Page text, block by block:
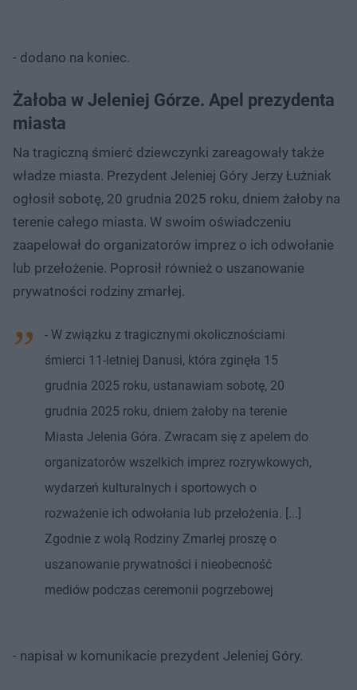
- dodano na koniec.
Żałoba w Jeleniej Górze. Apel prezydenta
miasta
Na tragiczną śmierć dziewczynki zareagowały także
władze miasta. Prezydent Jeleniej Góry Jerzy Łużniak
ogłosił sobotę, 20 grudnia 2025 roku, dniem żałoby na
terenie całego miasta. W swoim oświadczeniu
zaapelował do organizatorów imprez o ich odwołanie
lub przełożenie. Poprosił również o uszanowanie
prywatności rodziny zmarłej.
- W związku z tragicznymi okolicznościami
śmierci 11-letniej Danusi, która zginęła 15
grudnia 2025 roku, ustanawiam sobotę, 20
grudnia 2025 roku, dniem żałoby na terenie
Miasta Jelenia Góra. Zwracam się z apelem do
organizatorów wszelkich imprez rozrywkowych,
wydarzeń kulturalnych i sportowych o
rozważenie ich odwołania lub przełożenia. [...]
Zgodnie z wolą Rodziny Zmarłej proszę o
uszanowanie prywatności i nieobecność
mediów podczas ceremonii pogrzebowej
- napisał w komunikacie prezydent Jeleniej Góry.